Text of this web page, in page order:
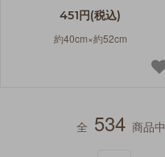
451円(税込)
約40cm×約52cm
全 534 商品中